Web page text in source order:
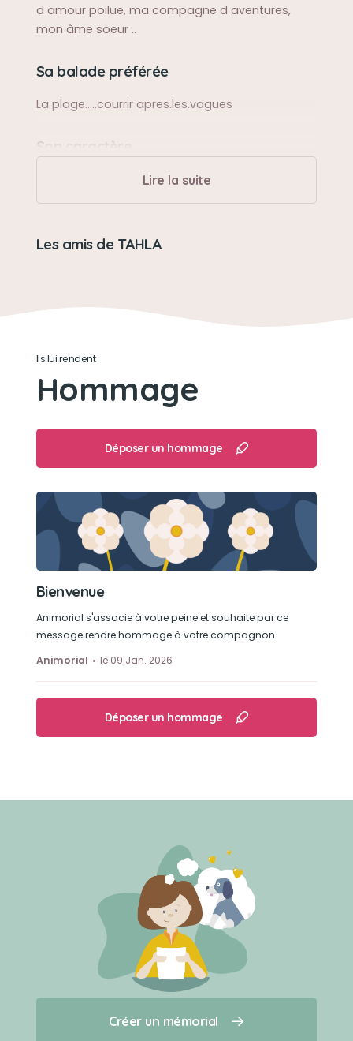
Créer un mémorial
Qui sommes-nous ?
d amour poilue, ma compagne d aventures,
mon âme soeur ..
Sa balade préférée
La plage.....courrir apres.les.vagues
Son caractère
Douce, protectrice, pleine de.vie
Frisbee
Lire la suite
Les amis de TAHLA
Ils lui rendent
Hommage
Déposer un hommage
Bienvenue
Animorial s'associe à votre peine et souhaite par ce
message rendre hommage à votre compagnon.
Animorial
le 09 Jan. 2026
Déposer un hommage
Créer un mémorial